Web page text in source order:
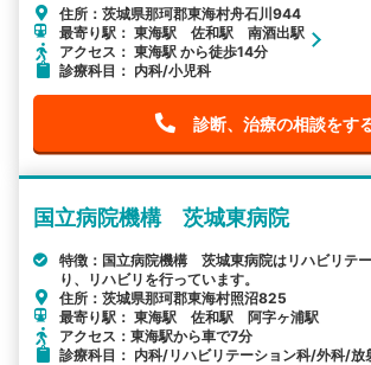
住所：茨城県那珂郡東海村舟石川944
最寄り駅： 東海駅 佐和駅 南酒出駅
アクセス： 東海駅 から徒歩14分
診療科目： 内科/小児科
診断、治療の相談をす
国立病院機構 茨城東病院
特徴：国立病院機構 茨城東病院はリハビリテ
り、リハビリを行っています。
住所：茨城県那珂郡東海村照沼825
最寄り駅： 東海駅 佐和駅 阿字ヶ浦駅
アクセス：東海駅から車で7分
診療科目： 内科/リハビリテーション科/外科/放